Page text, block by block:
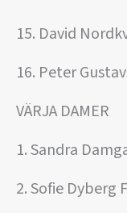
15. David
16. Peter
VÄRJA DAMER
1. Sandra
2. Sofie Dyberg